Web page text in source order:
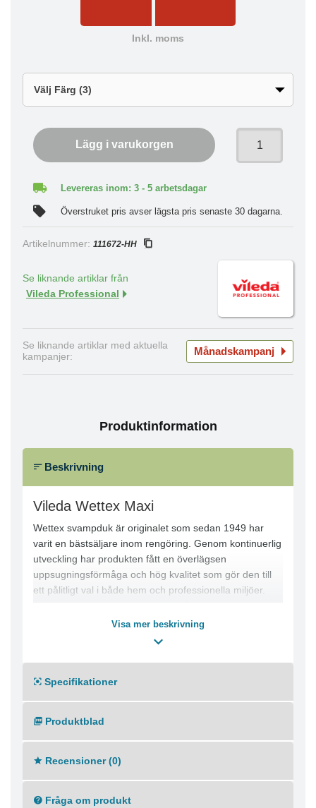
Inkl. moms
Lägg i varukorgen
Levereras inom: 3 - 5 arbetsdagar
Överstruket pris avser lägsta pris senaste 30 dagarna.
Artikelnummer: 111672-HH
Se liknande artiklar från
Vileda Professional
Se liknande artiklar med aktuella
kampanjer:
Månadskampanj
Produktinformation
Beskrivning
Vileda Wettex Maxi
Wettex svampduk är originalet som sedan 1949 har
varit en bästsäljare inom rengöring. Genom kontinuerlig
utveckling har produkten fått en överlägsen
uppsugningsförmåga och hög kvalitet som gör den till
ett pålitligt val i både hem och professionella miljöer.
och är tillverkad av naturliga material, vilket gör den
både effektiv och miljövänlig. Tack vare sin
Användningsområde:
● Allmän rengöring
● Passar alla typer av avtorkning och uppsugning
Varianter:
Visa mer beskrivning
Specifikationer
Produktblad
Recensioner (0)
Fråga om produkt